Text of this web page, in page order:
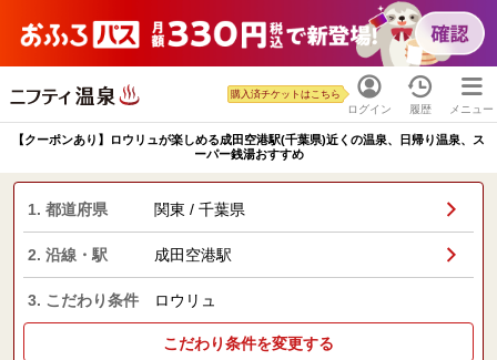
ログイン
購入済チケットはこちら
履歴 メニュー
【クーポンあり】ロウリュが楽しめる成田空港駅(千葉県)近くの温泉、日帰り温泉、ス
ーパー銭湯おすすめ
1. 都道府県 関東 / 千葉県
2. 沿線・駅 成田空港駅
3. こだわり条件 ロウリュ
こだわり条件を変更する